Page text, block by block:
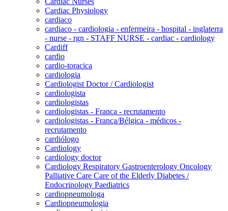
Cardiac Physiology
cardiaco
cardiaco - cardiologia - enfermeira - hospital - inglaterra
- nurse - rgn - STAFF NURSE - cardiac - cardiology
Cardiff
cardio
cardio-toracica
cardiologia
Cardiologist Doctor / Cardiologist
cardiologista
cardiologistas
cardiologistas - França - recrutamento
cardiologistas - França/Bélgica - médicos -
recrutamento
cardiólogo
Cardiology
cardiology doctor
Cardiology Respiratory Gastroenterology Oncology
Palliative Care Care of the Elderly Diabetes /
Endocrinology Paediatrics
cardiopneumologa
Cardiopneumologia